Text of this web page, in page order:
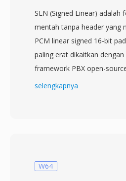
SLN (Signed Linear) adalah
mentah tanpa header yang
PCM linear signed 16-bit
paling erat dikaitkan
framework PBX open-
dikembangkan oleh Digium
punggung arsitektur translasi
selengkapnya
W64